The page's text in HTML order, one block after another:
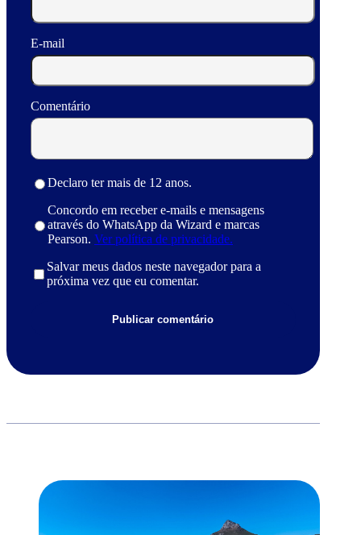
E-mail
Comentário
Declaro ter mais de 12 anos.
Concordo em receber e-mails e mensagens
através do WhatsApp da Wizard e marcas
Pearson. Ver política de privacidade.
Salvar meus dados neste navegador para a
próxima vez que eu comentar.